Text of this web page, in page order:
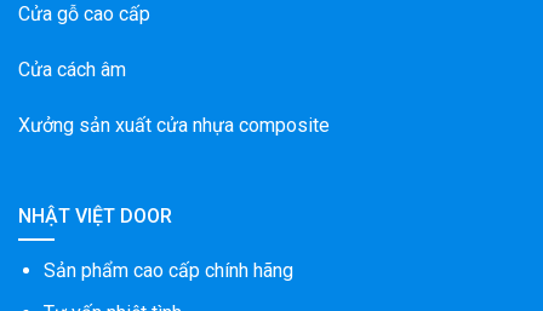
Cửa gỗ cao cấp
Cửa cách âm
Xưởng sản xuất cửa nhựa composite
NHẬT VIỆT DOOR
Sản phẩm cao cấp chính hãng